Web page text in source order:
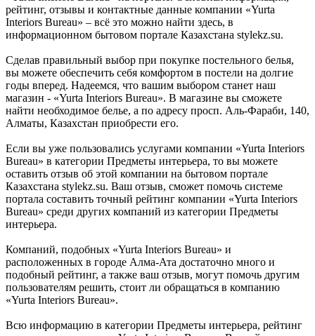
рейтинг, отзывы и контактные данные компании «Yurta
Interiors Bureau» – всё это можно найти здесь, в
информационном бытовом портале Казахстана stylekz.su.
Сделав правильный выбор при покупке постельного белья,
вы можете обеспечить себя комфортом в постели на долгие
годы вперед. Надеемся, что вашим выбором станет наш
магазин - «Yurta Interiors Bureau». В магазине вы сможете
найти необходимое белье, а по адресу просп. Аль-Фараби, 140,
Алматы, Казахстан приобрести его.
Если вы уже пользовались услугами компании «Yurta Interiors
Bureau» в категории Предметы интерьера, то вы можете
оставить отзыв об этой компании на бытовом портале
Казахстана stylekz.su. Ваш отзыв, сможет помочь системе
портала составить точный рейтинг компании «Yurta Interiors
Bureau» среди других компаний из категории Предметы
интерьера.
Компаний, подобных «Yurta Interiors Bureau» и
расположенных в городе Алма-Ата достаточно много и
подобный рейтинг, а также ваш отзыв, могут помочь другим
пользователям решить, стоит ли обращаться в компанию
«Yurta Interiors Bureau».
Всю информацию в категории Предметы интерьера, рейтинг